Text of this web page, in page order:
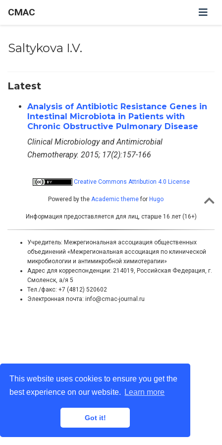
This website uses cookies to ensure you get the
best experience on our website.
Learn more
Got it!
CMAC
Saltykova I.V.
Latest
Analysis of Antibiotic Resistance Genes in
Intestinal Microbiota in Patients with
Chronic Obstructive Pulmonary Disease
Clinical Microbiology and Antimicrobial
Chemotherapy. 2015; 17(2):157-166
Creative Commons Attribution 4.0 License
Powered by the Academic themefor Hugo
Информация предоставляется для лиц, старше 16 лет (16+)
Учредитель: Межрегиональная ассоциация общественных
объединений «Межрегиональная ассоциация по клинической
микробиологии и антимикробной химиотерапии»
Адрес для корреспонденции: 214019, Российская Федерация, г.
Смоленск, а/я 5
Тел./факс: +7 (4812) 520602
Электронная почта: info@cmac-journal.ru